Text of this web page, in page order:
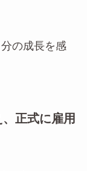
の成長を感
正式に雇用